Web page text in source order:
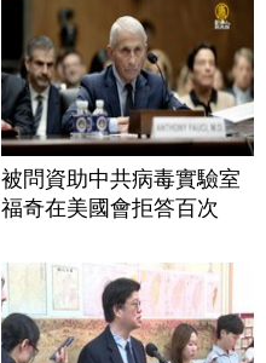
被問資助中共病毒實驗室
福奇在美國會拒答百次